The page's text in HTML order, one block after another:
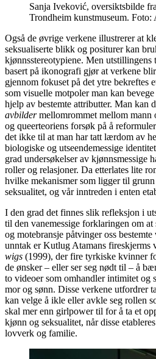
Sanja Iveković, oversiktsbilde
Trondheim kunstmuseum. Foto:
Også de øvrige verkene illustrerer at
seksualiserte blikk og positurer kan
kjønnsstereotypiene. Men utstillingens
basert på ikonografi gjør at verkene
gjennom fokuset på det ytre bekreftes
som visuelle motpoler man kan
hjelp av bestemte attributter. Man kan
avbildermellomrommet mellom mann
og queerteoriens forsøk på å
det ikke til at man har tatt lærdom av
biologiske og utseendemessige
grad undersøkelser av kjønnsmessige
roller og relasjoner. Da etterlates lite
hvilke mekanismer som ligger til
seksualitet, og vår inntreden i enten
I den grad det finnes slik refleksjon i
til den vanemessige forklaringen om
og motebransje påtvinger oss
unntak er Kutlug Atamans fireskjerms
wigs (1999), der fire tyrkiske kvinner
de ønsker – eller ser seg nødt til – å
to videoer som omhandler intimitet og
mor og sønn. Disse verkene utfordrer
kan velge å ikle eller avkle seg rollen
skal mer enn girlpower til for å ta et
kjønn og seksualitet, når disse
lovverk og familie.